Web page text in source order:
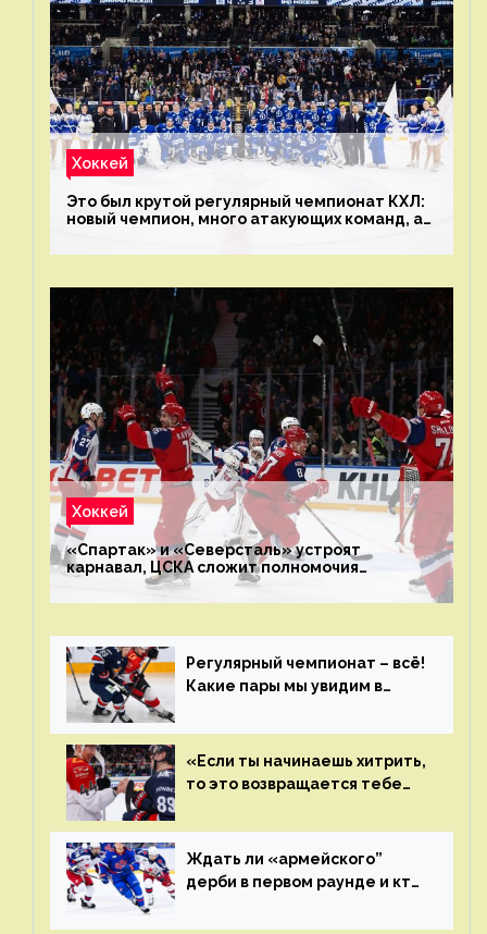
Хоккей
Это был крутой регулярный чемпионат КХЛ:
новый чемпион, много атакующих команд, а
Хоккей
«Спартак» и «Северсталь» устроят
карнавал, ЦСКА сложит полномочия
чемпиона. Превью первого раунда плей-офф
на Западе
Регулярный чемпионат – всё!
Какие пары мы увидим в
«Если ты начинаешь хитрить,
то это возвращается тебе
Ждать ли «армейского”
дерби в первом раунде и кто
Главные интриги последнего